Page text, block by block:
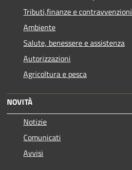
Tributi,finanze e contravvenzioni
Ambiente
Salute, benessere e assistenza
Autorizzazioni
Agricoltura e pesca
NOVITÀ
Notizie
Comunicati
Avvisi